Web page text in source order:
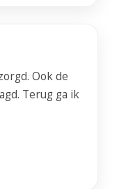
Ook de
Terug ga ik